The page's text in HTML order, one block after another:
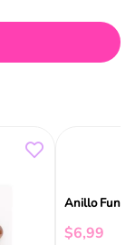
Anillo Funky
$6,99